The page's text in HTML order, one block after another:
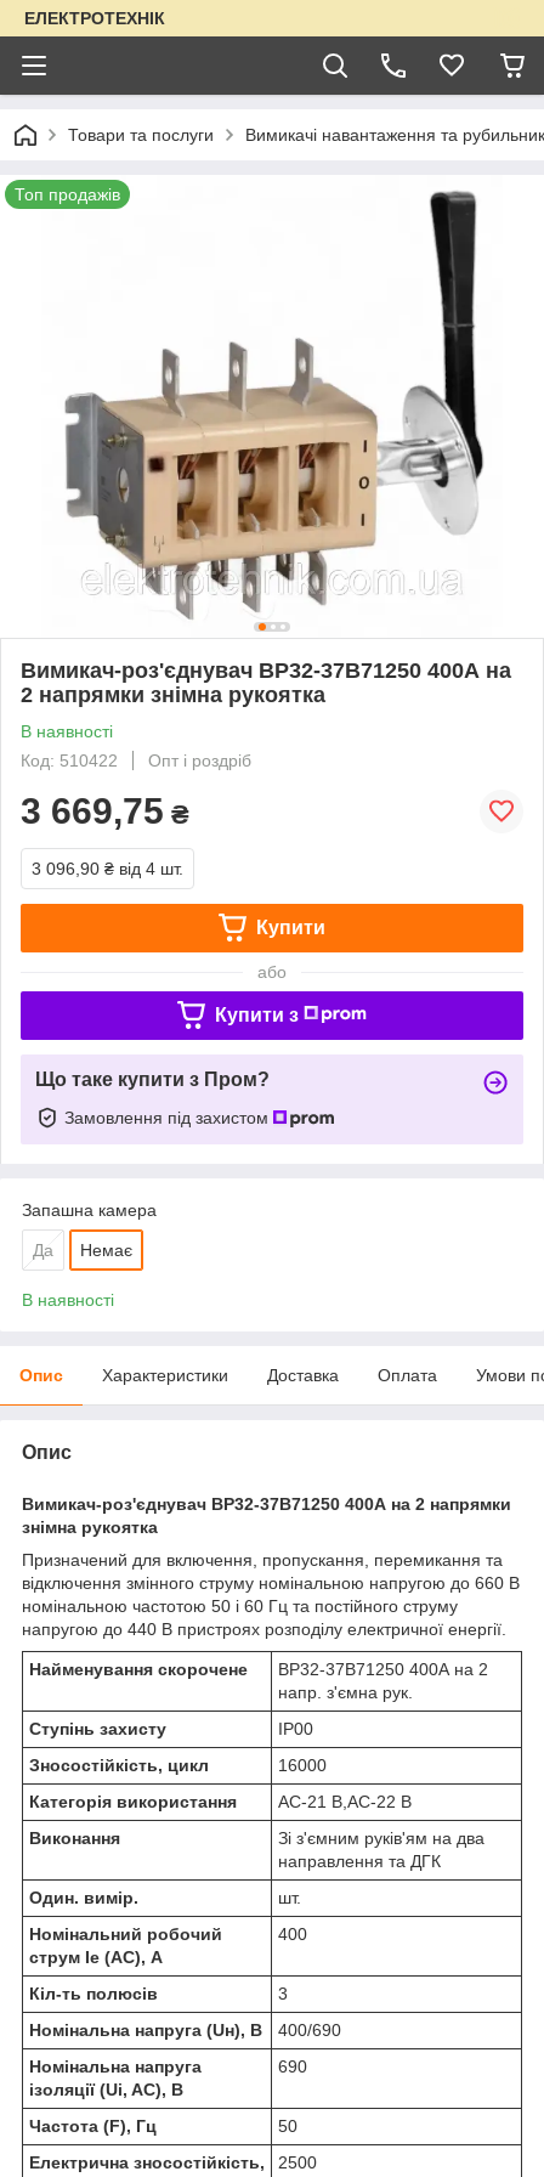
ЕЛЕКТРОТЕХНІК
Товари та послуги Вимикачі навантаження та
Топ продажів
Вимикач-роз'єднувач ВР32-37B71250 400А на
2 напрямки знімна рукоятка
В наявності
Код: 510422
Опт і роздріб
3 669,75 ₴
3 096,90 ₴ від 4 шт.
Купити
або
Купити з
Що таке купити з Пром?
Замовлення під захистом
Запашна камера
Да Немає
В наявності
Опис Характеристики Доставка Оплата Умови
Опис
Вимикач-роз'єднувач ВР32-37B71250 400А на 2 напрямки
знімна рукоятка
Призначений для включення, пропускання, перемикання та
відключення змінного струму номінальною напругою до 660 В
номінальною частотою 50 і 60 Гц та постійного струму
напругою до 440 В пристроях розподілу електричної енергії.
Найменування скорочене
ВР32-37B71250 400А на 2
напр. з'ємна рук.
Ступінь захисту
IP00
Зносостійкість, цикл
16000
Категорія використання
AC-21 B,АС-22 В
Виконання
Зі з'ємним руків'ям на два
направлення та ДГК
Один. вимір.
шт.
Номінальний робочий
струм Ie (AC), А
400
Кіл-ть полюсів
3
Номінальна напруга (Uн), В
400/690
Номінальна напруга
ізоляції (Ui, AC), В
690
Частота (F), Гц
50
Електрична зносостійкість,
2500